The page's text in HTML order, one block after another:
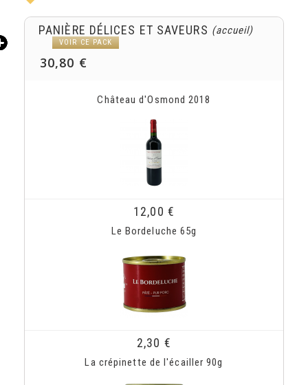
PANIÈRE DÉLICES ET SAVEURS (accueil)
VOIR CE PACK
30,80 €
Château d'Osmond 2018
12,00 €
Le Bordeluche 65g
2,30 €
La crépinette de l'écailler 90g